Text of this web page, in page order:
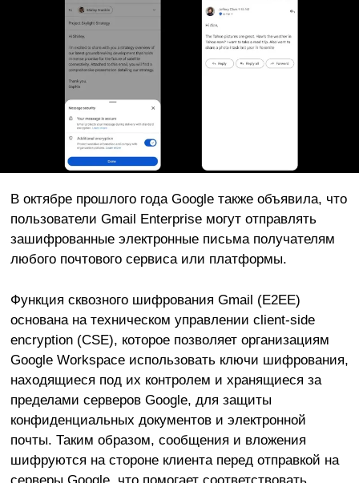
В октябре прошлого года Google также объявила, что
пользователи Gmail Enterprise могут отправлять
зашифрованные электронные письма получателям
любого почтового сервиса или платформы.
Функция сквозного шифрования Gmail (E2EE)
основана на техническом управлении client-side
encryption (CSE), которое позволяет организациям
Google Workspace использовать ключи шифрования,
находящиеся под их контролем и хранящиеся за
пределами серверов Google, для защиты
конфиденциальных документов и электронной
почты. Таким образом, сообщения и вложения
шифруются на стороне клиента перед отправкой на
серверы Google, что помогает соответствовать